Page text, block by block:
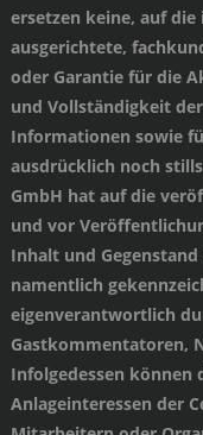
ersetzen keine, auf
ausgerichtete,
oder Garantie für die
und Vollständigkeit
Informationen sowie
ausdrücklich noch
GmbH hat auf die
und vor
Inhalt und
namentlich
eigenverantwortlich
Gastkommentatoren,
Infolgedessen können
Anlageinteressen der